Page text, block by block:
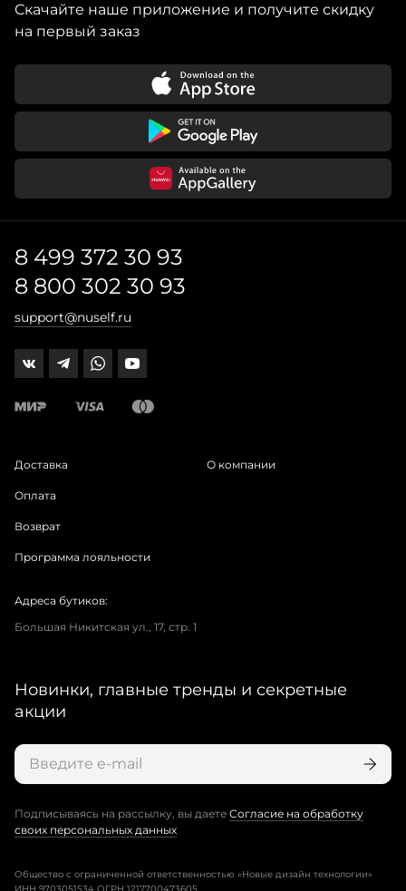
Скачайте наше приложение и получите скидку
на первый заказ
8 499 372 30 93
8 800 302 30 93
support@nuself.ru
Доставка
Оплата
Возврат
Программа лояльности
О компании
Адреса бутиков:
Большая Никитская ул., 17, стр. 1
Новинки, главные тренды и секретные
акции
Подписываясь на рассылку, вы даете Согласие на обработку
своих персональных данных
Общество с ограниченной ответственностью «Новые дизайн технологии»